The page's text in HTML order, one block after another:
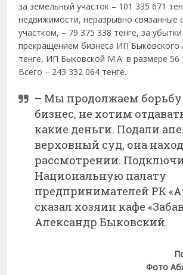
за земельный участок – 101 335 671
недвижимости, неразрывно связанные
участком, – 79 375 338 тенге, за
прекращением бизнеса ИП Быковского
тенге, ИП Быковской М.А. в размере 56
Всего – 243 332 064 тенге.
– Мы продолжаем борьбу
бизнес, не хотим
какие деньги. Подали
верховный суд, она
рассмотрении.
Национальную палату
предпринимателей РК
сказал хозяин кафе
Александр Быковский.
Фото